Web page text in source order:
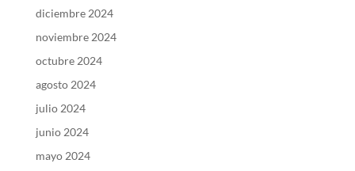
diciembre 2024
noviembre 2024
octubre 2024
agosto 2024
julio 2024
junio 2024
mayo 2024